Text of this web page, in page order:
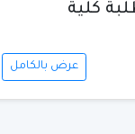
كلية
عرض بالكامل